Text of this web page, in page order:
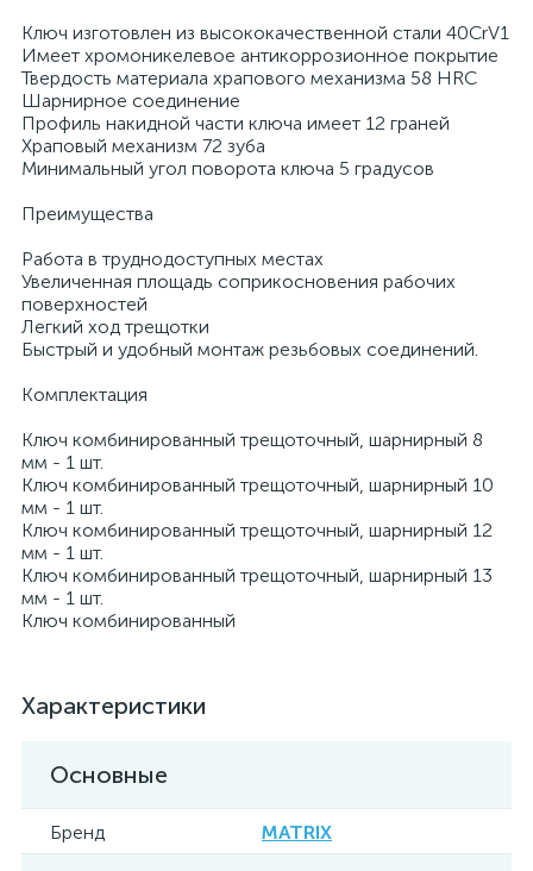
Ключ изготовлен из высококачественной стали 40CrV1
Имеет хромоникелевое антикоррозионное покрытие
Твердость материала храпового механизма 58 HRС
Шарнирное соединение
Профиль накидной части ключа имеет 12 граней
Храповый механизм 72 зуба
Минимальный угол поворота ключа 5 градусов
Преимущества
Работа в труднодоступных местах
Увеличенная площадь соприкосновения рабочих
поверхностей
Легкий ход трещотки
Быстрый и удобный монтаж резьбовых соединений.
Комплектация
Ключ комбинированный трещоточный, шарнирный 8
мм - 1 шт.
Ключ комбинированный трещоточный, шарнирный 10
мм - 1 шт.
Ключ комбинированный трещоточный, шарнирный 12
мм - 1 шт.
Ключ комбинированный трещоточный, шарнирный 13
мм - 1 шт.
Ключ комбинированный
Характеристики
Основные
Бренд MATRIX